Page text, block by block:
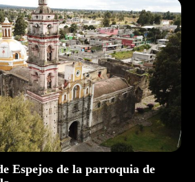
Espejos de la parroquia de